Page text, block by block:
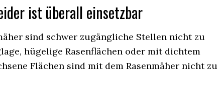
ist überall einsetzbar
sind schwer zugängliche Stellen nicht zu
hügelige Rasenflächen oder mit dichtem
Flächen sind mit dem Rasenmäher nicht zu